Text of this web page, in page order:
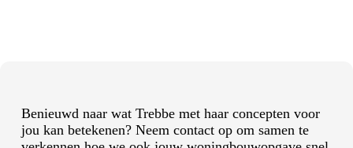
Benieuwd naar wat Trebbe met haar concepten voor
jou kan betekenen? Neem contactop om samen te